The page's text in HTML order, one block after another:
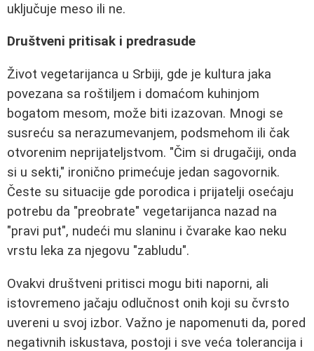
uključuje meso ili ne.
Društveni pritisak i predrasude
Život vegetarijanca u Srbiji, gde je kultura jaka
povezana sa roštiljem i domaćom kuhinjom
bogatom mesom, može biti izazovan. Mnogi se
susreću sa nerazumevanjem, podsmehom ili čak
otvorenim neprijateljstvom. "Čim si drugačiji, onda
si u sekti," ironično primećuje jedan sagovornik.
Česte su situacije gde porodica i prijatelji osećaju
potrebu da "preobrate" vegetarijanca nazad na
"pravi put", nudeći mu slaninu i čvarake kao neku
vrstu leka za njegovu "zabludu".
Ovakvi društveni pritisci mogu biti naporni, ali
istovremeno jačaju odlučnost onih koji su čvrsto
uvereni u svoj izbor. Važno je napomenuti da, pored
negativnih iskustava, postoji i sve veća tolerancija i